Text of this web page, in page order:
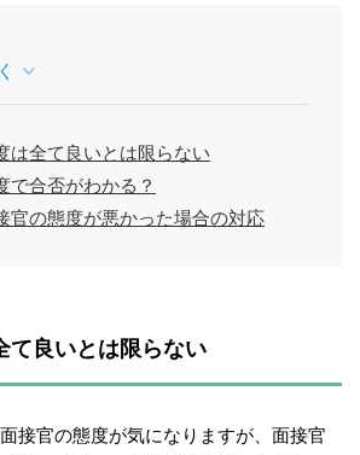
は全て良いとは限らない
で合否がわかる？
官の態度が悪かった場合の対応
て良いとは限らない
接官の態度が気になりますが、面接官